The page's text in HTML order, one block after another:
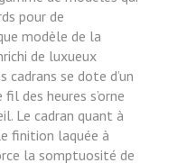
pour de
modèle de la
de luxueux
cadrans se dote d’un
des heures s’orne
Le cadran quant à
finition laquée à
la somptuosité de